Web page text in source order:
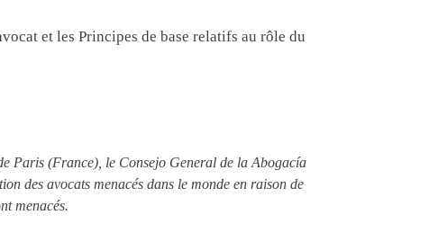
et les Principes de base relatifs au rôle du
Paris (France), le Consejo General de la Abogacía
des avocats menacés dans le monde en raison de
menacés.